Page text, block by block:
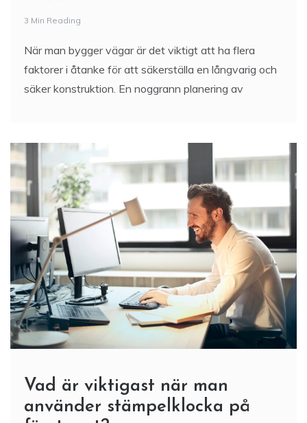
3 Min Reading
När man bygger vägar är det viktigt att ha flera
faktorer i åtanke för att säkerställa en långvarig och
säker konstruktion. En noggrann planering av
Vad är viktigast när man
använder stämpelklocka på